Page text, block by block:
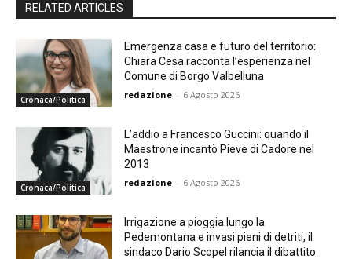
RELATED ARTICLES
Cronaca/Politica
Emergenza casa e futuro del territorio:
Chiara Cesa racconta l’esperienza nel
Comune di Borgo Valbelluna
redazione - 6 Agosto 2026
Cronaca/Politica
L’addio a Francesco Guccini: quando il
Maestrone incantò Pieve di Cadore nel
2013
redazione - 6 Agosto 2026
Irrigazione a pioggia lungo la
Pedemontana e invasi pieni di detriti, il
sindaco Dario Scopel rilancia il dibattito